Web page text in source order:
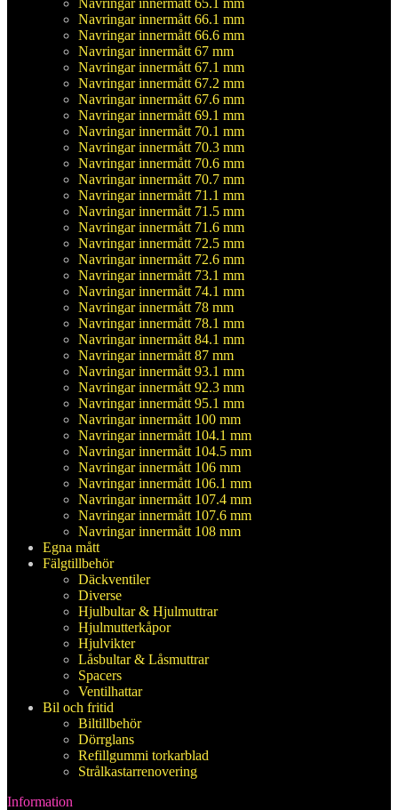
Navringar innermått 65.1 mm
Navringar innermått 66.1 mm
Navringar innermått 66.6 mm
Navringar innermått 67 mm
Navringar innermått 67.1 mm
Navringar innermått 67.2 mm
Navringar innermått 67.6 mm
Navringar innermått 69.1 mm
Navringar innermått 70.1 mm
Navringar innermått 70.3 mm
Navringar innermått 70.6 mm
Navringar innermått 70.7 mm
Navringar innermått 71.1 mm
Navringar innermått 71.5 mm
Navringar innermått 71.6 mm
Navringar innermått 72.5 mm
Navringar innermått 72.6 mm
Navringar innermått 73.1 mm
Navringar innermått 74.1 mm
Navringar innermått 78 mm
Navringar innermått 78.1 mm
Navringar innermått 84.1 mm
Navringar innermått 87 mm
Navringar innermått 93.1 mm
Navringar innermått 92.3 mm
Navringar innermått 95.1 mm
Navringar innermått 100 mm
Navringar innermått 104.1 mm
Navringar innermått 104.5 mm
Navringar innermått 106 mm
Navringar innermått 106.1 mm
Navringar innermått 107.4 mm
Navringar innermått 107.6 mm
Navringar innermått 108 mm
Egna mått
Fälgtillbehör
Däckventiler
Diverse
Hjulbultar & Hjulmuttrar
Hjulmutterkåpor
Hjulvikter
Låsbultar & Låsmuttrar
Spacers
Ventilhattar
Bil och fritid
Biltillbehör
Dörrglans
Refillgummi torkarblad
Strålkastarrenovering
Information